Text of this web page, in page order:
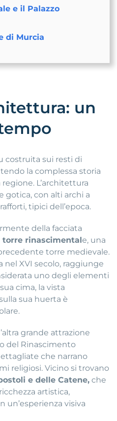
e il Palazzo
di Murcia
un
costruita sui resti di
la complessa storia
L’architettura
gotica, con alti archi a
tipici dell’epoca.
della facciata
torre rinascimental e, una
torre medievale.
XVI secolo, raggiunge
uno degli elementi
cima, la vista
sua huerta è
grande attrazione
del Rinascimento
che narrano
religiosi. Vicino si trovano
e delle Catene, che
artistica,
un’esperienza visiva